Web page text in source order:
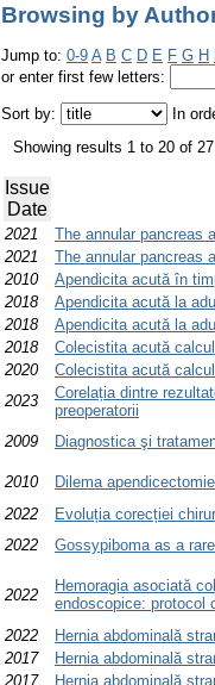
Browsing by
Jump to: 0-9 A B C D E F G H
or enter first few letters:
Sort by: In
Showing results 1 to 20 of 27
Issue
Date
2021 The annular pancreas
2021
The annular pancreas
2010
Apendicita acută în
2018
Apendicita acută la
2018
Apendicita acută la
2018
Colecistita acută
2020
Colecistita acută
2023
Corelația dintre
preoperatorii
2009 Diagnostica şi
2010
Dilema
2022
Evoluția corecției
2022
Gossypiboma as a
2022
Hemoragia asociată
endoscopice: protocol
2022
Hernia abdominală
2017
Hernia abdominală
2017
Hernia abdominală